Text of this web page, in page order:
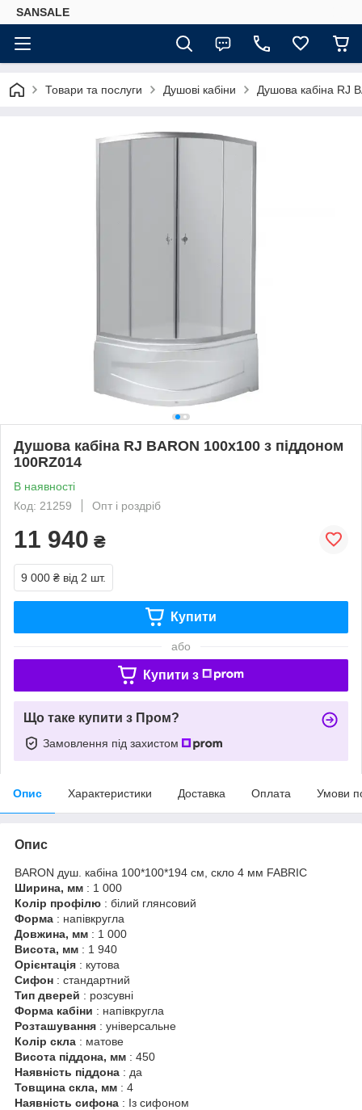
SANSALE
Товари та послуги Душові кабіни Душова кабіна RJ
Душова кабіна RJ BARON 100х100 з піддоном
100RZ014
В наявності
Код: 21259
Опт і роздріб
11 940 ₴
9 000 ₴ від 2 шт.
Купити
або
Купити з
Що таке купити з Пром?
Замовлення під захистом
Опис Характеристики Доставка Оплата Умови
Опис
BARON душ. кабіна 100*100*194 см, скло 4 мм FABRIС
Ширина, мм : 1 000
Колір профілю : білий глянсовий
Форма : напівкругла
Довжина, мм : 1 000
Висота, мм : 1 940
Орієнтація : кутова
Сифон : стандартний
Тип дверей : розсувні
Форма кабіни : напівкругла
Розташування : універсальне
Колір скла : матове
Висота піддона, мм : 450
Наявність піддона : да
Товщина скла, мм : 4
Наявність сифона : Із сифоном